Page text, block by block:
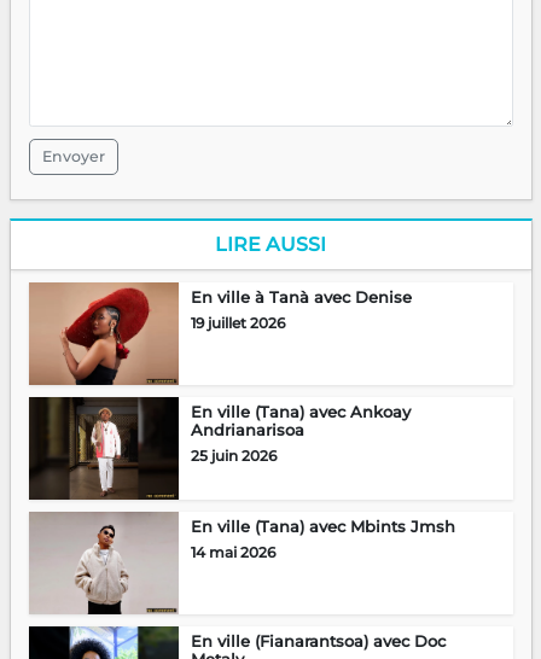
Envoyer
LIRE AUSSI
En ville à Tanà avec Denise
19 juillet 2026
En ville (Tana) avec Ankoay
Andrianarisoa
25 juin 2026
En ville (Tana) avec Mbints Jmsh
14 mai 2026
En ville (Fianarantsoa) avec Doc